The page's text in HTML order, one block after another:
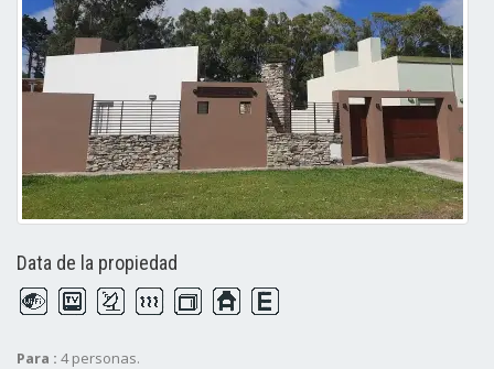
Data de la propiedad
Para : 4 personas.